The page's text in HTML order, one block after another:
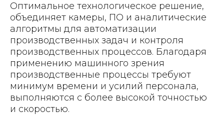
Оптимальное технологическое решение,
объединяет камеры, ПО и аналитические
алгоритмы для автоматизации
производственных задач и контроля
производственных процессов. Благодаря
применению машинного зрения
производственные процессы требуют
минимум времени и усилий персонала,
выполняются с более высокой точностью
и скоростью.